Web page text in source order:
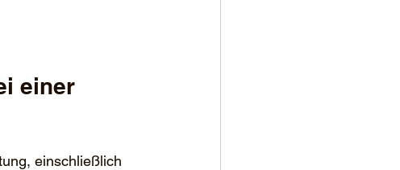
einer
einschließlich